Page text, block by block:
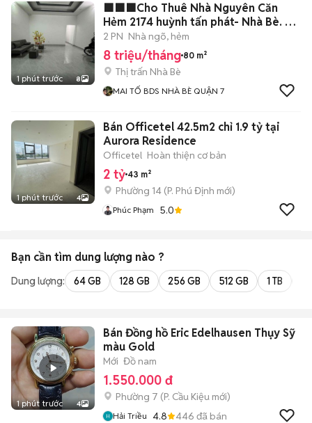
1 phút trước 8
🟩🟩🟩Cho Thuê Nhà Nguyên Căn
Hẻm 2174 huỳnh tấn phát- Nhà Bè. 🟩
🟩🟩🟩
2 PN Nhà ngõ, hẻm
8 triệu/tháng 80 m²
Thị trấn Nhà Bè
MAI TỐ BDS NHÀ BÈ QUẬN 7
1 phút trước 4
Bán Officetel 42.5m2 chỉ 1.9 tỷ tại
Aurora Residence
Officetel Hoàn thiện cơ bản
2 tỷ 43 m²
Phường 14 (P. Phú Định mới)
Phúc Phạm 5.0
Bạn cần tìm dung lượng nào ?
Dung lượng: 64 GB 128 GB 256 GB 512 GB 1 TB
1 phút trước 4
Bán Đồng hồ Eric Edelhausen Thụy Sỹ
màu Gold
Mới Đồ nam
1.550.000 đ
Phường 7 (P. Cầu Kiệu mới)
Hải Triều 4.8 446 đã bán